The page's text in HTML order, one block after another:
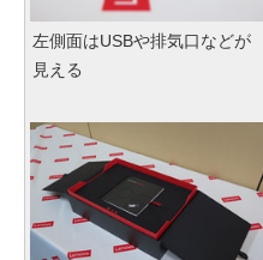
左側面はUSBや排気口などが
見える